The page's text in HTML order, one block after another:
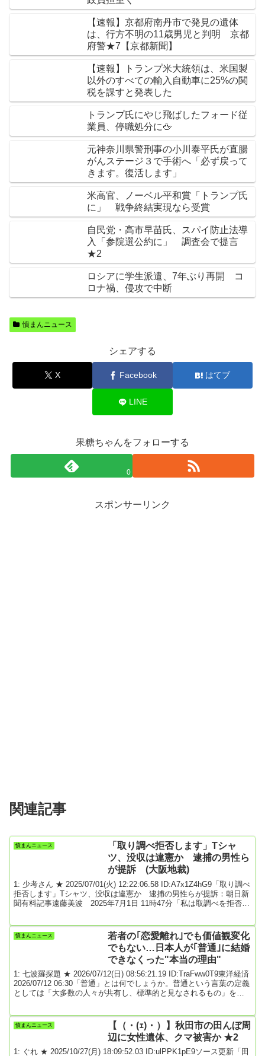
【速報】京都府南丹市で発見の遺体
は、行方不明の11歳男児と判明 京都
府警★7【京都新聞】
【速報】トランプ米大統領は、米国製
以外のすべての輸入自動車に25%の関
税を課すと発表した
トランプ氏にやじ飛ばしたフォード従
業員、停職処分に🖕
元神奈川県警刑事の小川泰平氏が直腸
がんステージ３で手術へ「必ず戻って
きます。復活します」
米高官、ノーベル平和賞「トランプ氏
に」 戦争終結実現なら受賞
自民党・高市早苗氏、スパイ防止法導
入「参院選公約に」 調査会で提言
★2
ロシアに学生派遣、7年ぶり再開 コ
ロナ禍、侵攻で中断
憤まんニュース
シェアする
X Facebook はてブ
LINE
果糖ちゃんをフォローする
0
スポンサーリンク
関連記事
憤まんニュース
「取り調べ拒否します」Tシャ
ツ、没収は違憲か 逮捕の男性ら
が提訴 (大阪地裁)
1: 少考さん ★ 2025/07/01(火) 12:22:06.58 ID:A7x1Z4hG9「取り調べ
拒否します」Tシャツ、没収は違憲か 逮捕の男性らが提訴：朝日新
聞有料記事遠藤美波 2025年7月1日 11時47分「私は取調べを拒否し
て、大阪府警に逮捕された50代男性と弁護人が1日、府に385万円の
国家賠償を求め、大阪地裁に提訴した。「表現の自由や黙秘権の侵
憤まんニュース
若者の｢恋愛離れ｣でも価値観変化
でもない…日本人が｢普通｣に結婚
できなくった"本当の理由"
1: 七波羅探題 ★ 2026/07/12(日) 08:56:21.19 ID:TraFww0T9東洋経済
2026/07/12 06:30「普通」とは何でしょうか。普通という言葉の定義
としては「大多数の人々が共有し、標準的と見なされるもの」を指
た。1979年の『国民生活白書』では「中流意識が定着した」と公式
に評価されました。当時は、経済成長期、大量生産・大量消費の時
憤まんニュース
【（・(ｪ)・）】秋田市の田んぼ周
辺に女性遺体、クマ被害か ★2
1: ぐれ ★ 2025/10/27(月) 18:09:52.03 ID:ulPPK1pE9ソース更新「田